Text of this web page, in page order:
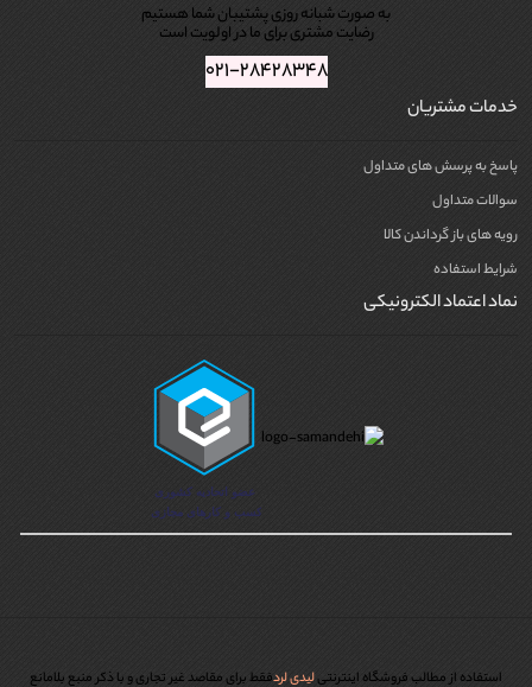
به صورت شبانه روزی پشتیبان شما هستیم
رضایت مشتری برای ما در اولویت است
۰۲۱-۲۸۴۲۸۳۴۸
خدمات مشتریان
پاسخ به پرسش های متداول
سوالات متداول
رویه های باز گرداندن کالا
شرایط استفاده
نماد اعتماد الکترونیکی
استفاده از مطالب فروشگاه اینترنتیلیدی لردفقط برای مقاصد غیر تجاری و با ذکر منبع بلامانع